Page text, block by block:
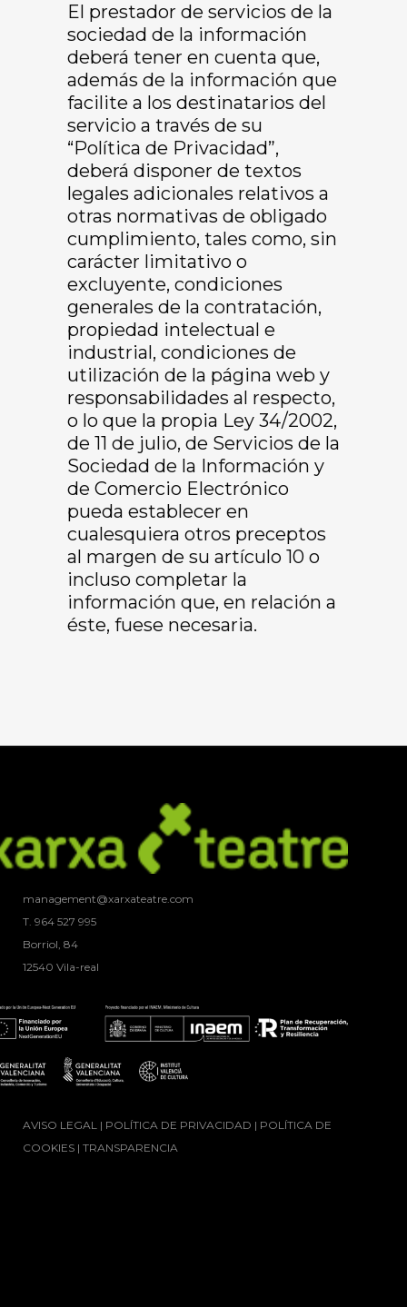
El prestador de servicios de la
sociedad de la información
deberá tener en cuenta que,
además de la información que
facilite a los destinatarios del
servicio a través de su
“Política de Privacidad”,
deberá disponer de textos
legales adicionales relativos a
otras normativas de obligado
cumplimiento, tales como, sin
carácter limitativo o
excluyente, condiciones
generales de la contratación,
propiedad intelectual e
industrial, condiciones de
utilización de la página web y
responsabilidades al respecto,
o lo que la propia Ley 34/2002,
de 11 de julio, de Servicios de la
Sociedad de la Información y
de Comercio Electrónico
pueda establecer en
cualesquiera otros preceptos
al margen de su artículo 10 o
incluso completar la
información que, en relación a
éste, fuese necesaria.
management@xarxateatre.com
T. ‭964 527 995
Borriol, 84
12540 Vila-real
AVISO LEGAL | POLÍTICA DE PRIVACIDAD | POLÍTICA DE
COOKIES | TRANSPARENCIA